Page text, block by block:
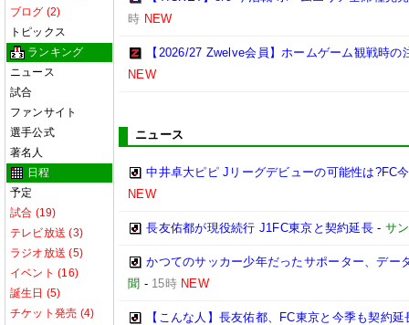
ブログ (2)
トピックス
ランキング
ニュース
試合
ファンサイト
選手公式
著名人
日程
予定
試合 (19)
テレビ放送 (3)
ラジオ放送 (5)
イベント (16)
誕生日 (5)
チケット発売 (4)
時 NEW
【2026/27 Zwelve会員】ホームゲーム観戦時の
NEW
ニュース
中井卓大ピピ Jリーグデビューの可能性は?FC
NEW
長友佑都が現役続行 J1FC東京と契約延長- サ
かつてのサッカー少年だったサポーター、デー
聞 - 15時 NEW
【こんな人】長友佑都、FC東京と今季も契約